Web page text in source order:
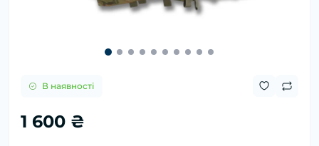
В наявності
1 600 ₴